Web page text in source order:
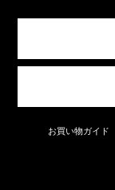
お買い物ガイド